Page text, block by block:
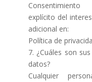
Consentimiento
explícito del
adicional en:
Política de
7. ¿Cuáles son
datos?
Cualquier